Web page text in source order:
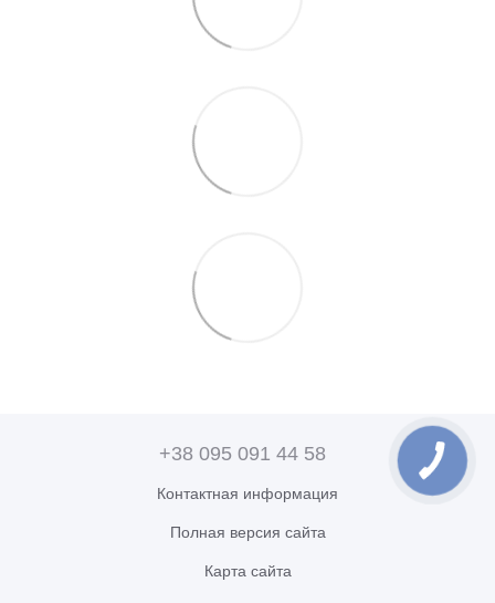
+38 095 091 44 58
Контактная информация
Полная версия сайта
Карта сайта